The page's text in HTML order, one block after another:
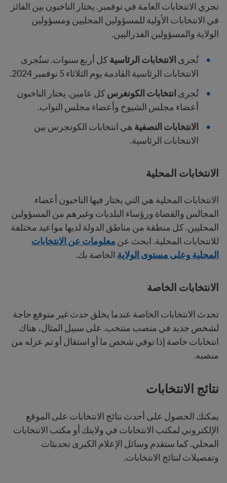
تجري الانتخابات العامة في نوفمبر. يختار الناخبون بين الفائز
في الانتخابات الأولية للمسؤولين المحليين ومسؤولين
الولاية والمسؤولين الفدراليين.
تُجرى الانتخابات الرئاسيةكل أربع سنوات. ستُجرى
الانتخابات الرئاسية القادمة يوم الثلاثاء 5 نوفمبر 2024.
تُجرى انتخابات الكونغرسكل عامين. يختار الناخبون
أعضاء مجلس الشيوخ وأعضاء مجلس النواب.
الانتخابات النصفية هي انتخابات الكونجرس بين
الانتخابات الرئاسية.
الانتخابات المحلية
الانتخابات المحلية هي التي يختار فيها الناخبون أعضاء
المجالس والقضاة ورؤساء البلديات وغيرهم من المسؤولين
المحليين. كل منطقة من مناطق الدولة لديها مواعيد مختلفة
للانتخابات المحلية. ابحث عن معلومات عن الانتخابات
المحلية وعلى مستوى الولاية الخاصة بك.
الانتخابات الخاصة
تحدث الانتخابات الخاصة عندما يخلق حدث غير متوقع حاجة
لشخص جديد في منصب منتخب. على سبيل المثال، هناك
انتخابات خاصة إذا توفي شخص ما أو استقال أو تم عزله من
منصبه.
نتائج الانتخابات
يمكنك الحصول على أحدث نتائج الانتخابات على الموقع
الإلكتروني لمكتب الانتخابات في ولايتك أو مكتب الانتخابات
المحلي. كما ستقدم وسائل الإعلام الكبرى تحديثات
وتفصيلات لنتائج الانتخابات.